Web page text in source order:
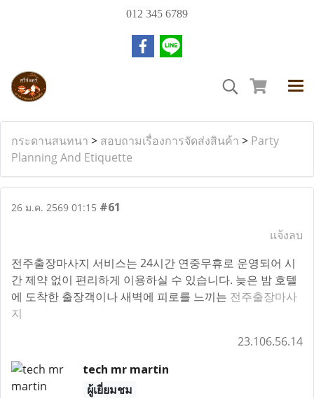
012 345 6789
กระดานสนทนา > สอบถามเรื่องการจัดส่งสินค้า > Party
Planning And Etiquette
26 ม.ค. 2569 01:15 #61
แจ้งลบ
전주출장마사지 서비스는 24시간 연중무휴로 운영되어 시
간 제약 없이 편리하게 이용하실 수 있습니다. 늦은 밤 호텔
에 도착한 출장객이나 새벽에 피로를 느끼는 전주출장마사
지
23.106.56.14
tech mr martin
ผู้เยี่ยมชม